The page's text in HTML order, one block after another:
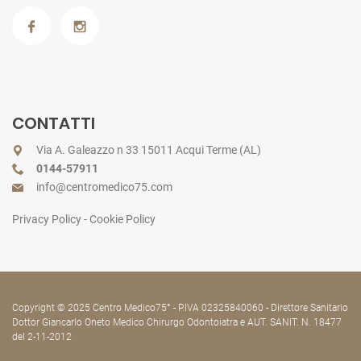
CONTATTI
Via A. Galeazzo n 33 15011 Acqui Terme (AL)
0144-57911
info@centromedico75.com
Privacy Policy- Cookie Policy
Copyright © 2025 Centro Medico75° - P.IVA 02325840060 - Direttore Sanitario
Dottor Giancarlo Oneto Medico Chirurgo Odontoiatra e AUT. SANIT. N. 18477
del 2-11-2012